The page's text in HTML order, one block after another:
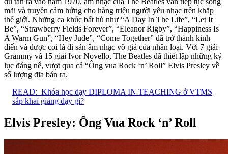
mãi và truyền cảm hứng cho hàng triệu người yêu nhạc trên khắp
thế giới. Những ca khúc bất hủ như “A Day In The Life”, “Let It
Be”, “Strawberry Fields Forever”, “Eleanor Rigby”, “Happiness Is
A Warm Gun”, “Hey Jude”, “Come Together” đã trở thành kinh
điển và được coi là di sản âm nhạc vô giá của nhân loại. Với 7 giải
Grammy và 15 giải Ivor Novello, The Beatles đã thiết lập những kỷ
lục đáng nể, vượt qua cả “Ông vua Rock ‘n’ Roll” Elvis Presley về
số lượng đĩa bán ra.
READ: Khóa học dạy DIPLOMA IN TEACHING ở VTMS
sắp khai giảng dạy gì?
Elvis Presley: Ông Vua Rock ‘n’ Roll